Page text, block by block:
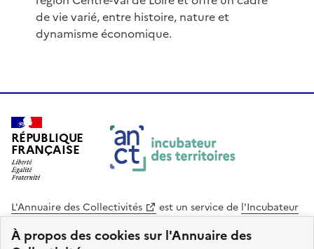
À propos des cookies sur l'Annuaire des
de vie varié, entre histoire, nature et
dynamisme économique.
RÉPUBLIQUE
FRANÇAISE
L'Annuaire des Collectivités est un service de l'Incubateur
des Territoires
Cohésion des Territoires
. Le code source de ce site web